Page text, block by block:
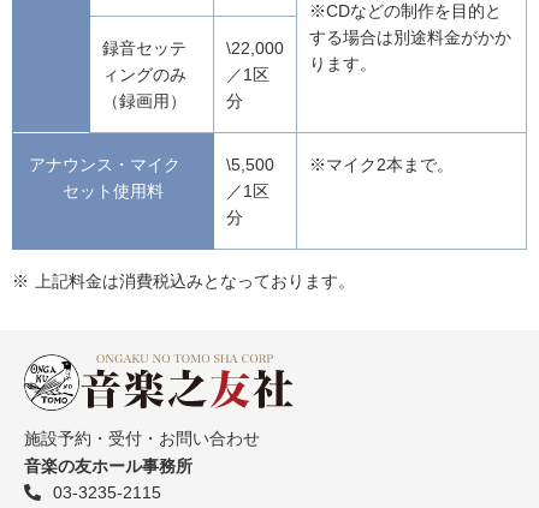
※CDなどの制作を目的と
する場合は別途料金がかか
ります。
録音セッテ
ィングのみ
（録画用）
\22,000
／1区
分
アナウンス・マイク
セット使用料
\5,500
／1区
分
※マイク2本まで。
上記料金は消費税込みとなっております。
施設予約・受付・お問い合わせ
音楽の友ホール事務所
03-3235-2115